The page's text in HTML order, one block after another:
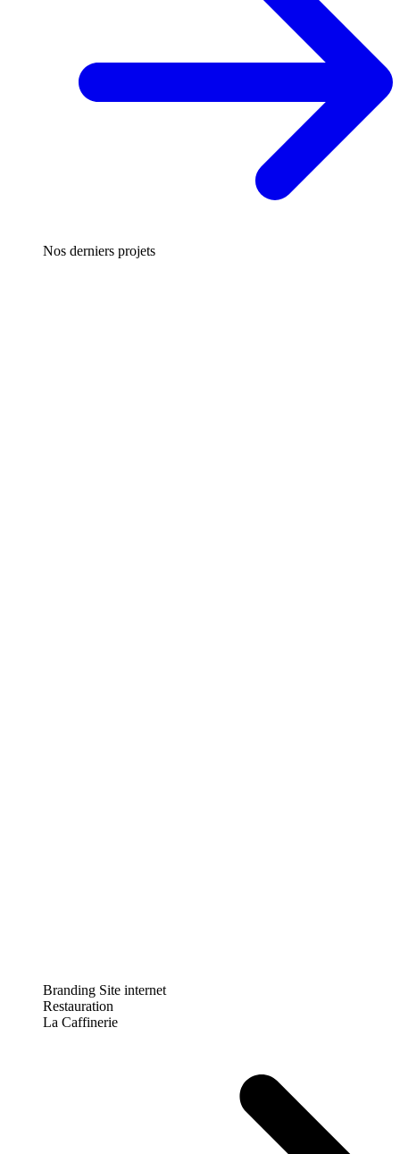
Nos derniers projets
Branding Site internet
Restauration
La Caffinerie